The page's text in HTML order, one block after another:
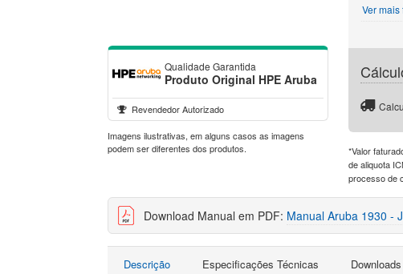
Qualidade Garantida
Produto Original HPE Aruba
Revendedor Autorizado
Imagens ilustrativas, em alguns casos as imagens
podem ser diferentes dos produtos.
Ver
*Valor
de aliquota
processo de
Download Manual em PDF: Manual Aruba 1930 -
Descrição Especificações Técnicas Downloads